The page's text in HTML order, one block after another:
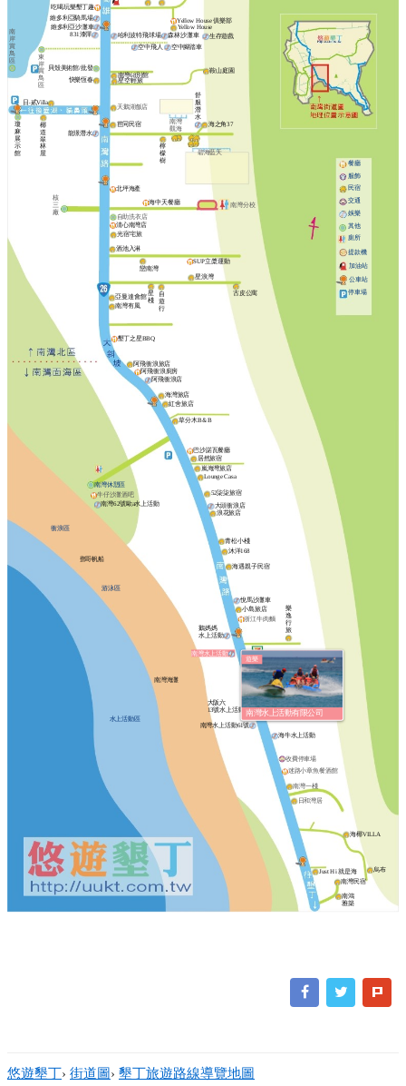
遊樂
南灣水上活動有限公司
鄧哥帆船
衝浪區
南灣休憩區
南灣海灘
游泳區
水上活動區
大阪六
13號水上活動
南灣水上活動
餐廳
服飾
民宿
交通
娛樂
其他
廁所
提款機
加油站
停車場
哈利波特飛球場 森林沙灘車
天鵝湖飯店
維多利亞沙灘車
東
岸
賞
鳥
區
南
岸
賞
鳥
區
貝殼美術館/批發
碧海藍天
南灣
觀海
北坪海產
清心南灣店
戀南灣
南灣分校
亞曼達會館
墾丁之星BBQ
椰
道
翠
林
屋
瓊
麻
展
示
館
龍璟潛水
核
三
廠
巴沙諾瓦餐廳
浪花旅店
大頭衝浪店
青松小棧
悅馬沙灘車
浙江牛肉麵
收費停車場
覓夏
迷路小章魚餐酒館
Just Hi 就是海
鵝媽媽
水上活動
生存遊戲
海牛水上活動
樂
逸
行
旅
831漆彈
維多利亞騎馬場
古皮公寓
海灣旅店
小島旅店
烏布
南鴻
雅築
公車站
空中飛人 空中腳踏車
星浪灣
星
棧
海遇親子民宿
Yellow House 俱樂部
Yellow House
苣同民宿
自
遊
行
草分木B＆B
鞍山庭園
快樂恆春
阿飛衝浪廚房
嵐海灣旅店
檸
檬
樹
阿飛衝浪旅店
阿飛衝浪店
海中天餐廳
日‧貳Villa
南灣民宿
星空輕旅
Lounge Casa
紅舍旅店
酒池入淋
海之角37
居然旅宿
舒
服
潛
水
日和灣居
光宿宅旅
南灣有風
牛仔沙灘酒吧
自助洗衣店
南灣一棧
海椰VILLA
南灣水上活動61號
收費停車場
南灣68別館
沐洋168
吃喝玩樂墾丁趣
SUP立槳運動
52柒柒旅宿
南灣62號歐a水上活動
悠遊墾丁› 街道圖› 墾丁旅遊路線導覽地圖